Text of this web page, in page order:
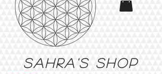
Sahra's shop